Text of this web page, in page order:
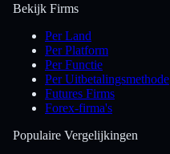
Bekijk Firms
Per Land
Per Platform
Per Functie
Per Uitbetalingsmethode
Futures Firms
Forex-firma's
Populaire Vergelijkingen